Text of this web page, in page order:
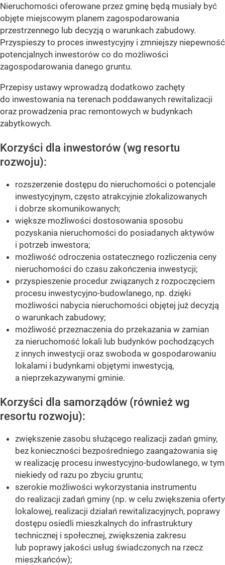
Nieruchomości oferowane przez gminę będą musiały być
objęte miejscowym planem zagospodarowania
przestrzennego lub decyzją o warunkach zabudowy.
Przyspieszy to proces inwestycyjny i zmniejszy niepewność
potencjalnych inwestorów co do możliwości
zagospodarowania danego gruntu.
Przepisy ustawy wprowadzą dodatkowo zachęty
do inwestowania na terenach poddawanych rewitalizacji
oraz prowadzenia prac remontowych w budynkach
zabytkowych.
Korzyści dla inwestorów (wg resortu
rozwoju):
rozszerzenie dostępu do nieruchomości o potencjale
inwestycyjnym, często atrakcyjnie zlokalizowanych
i dobrze skomunikowanych;
większe możliwości dostosowania sposobu
pozyskania nieruchomości do posiadanych aktywów
i potrzeb inwestora;
możliwość odroczenia ostatecznego rozliczenia ceny
nieruchomości do czasu zakończenia inwestycji;
przyspieszenie procedur związanych z rozpoczęciem
procesu inwestycyjno-budowlanego, np. dzięki
możliwości nabycia nieruchomości objętej już decyzją
o warunkach zabudowy;
możliwość przeznaczenia do przekazania w zamian
za nieruchomość lokali lub budynków pochodzących
z innych inwestycji oraz swoboda w gospodarowaniu
lokalami i budynkami objętymi inwestycją,
a nieprzekazywanymi gminie.
Korzyści dla samorządów (również wg
resortu rozwoju):
zwiększenie zasobu służącego realizacji zadań gminy,
bez konieczności bezpośredniego zaangażowania się
w realizację procesu inwestycyjno-budowlanego, w tym
niekiedy od razu po zbyciu gruntu;
szerokie możliwości wykorzystania instrumentu
do realizacji zadań gminy (np. w celu zwiększenia oferty
lokalowej, realizacji działań rewitalizacyjnych, poprawy
dostępu osiedli mieszkalnych do infrastruktury
technicznej i społecznej, zwiększenia zakresu
lub poprawy jakości usług świadczonych na rzecz
mieszkańców);